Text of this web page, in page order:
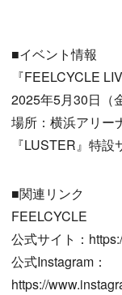
■イベント情報
『FEELCYCLE
2025年5月30日（
場所：横浜アリー
『LUSTER』特
■関連リンク
FEELCYCLE
公式サイト：
公式Instagram：
https://